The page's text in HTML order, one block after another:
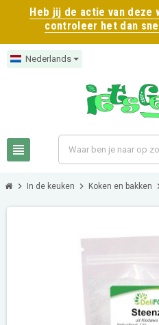
Heb jij de actie van deze
controleer het dan
Nederlands
view_headline
chevron_right In de keuken chevron_right Koken en bakken